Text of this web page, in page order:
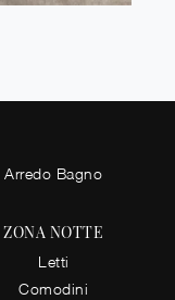
Arredo Bagno
ZONA NOTTE
Letti
Comodini